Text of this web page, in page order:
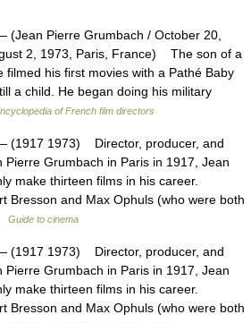
(Jean Pierre Grumbach / October 20,
2, 1973, Paris, France) The son of a
filmed his first movies with a Pathé Baby
a child. He began doing his military
of French film directors
(1917 1973) Director, producer, and
Pierre Grumbach in Paris in 1917, Jean
make thirteen films in his career.
Bresson and Max Ophuls (who were both
Guide to cinema
(1917 1973) Director, producer, and
Pierre Grumbach in Paris in 1917, Jean
make thirteen films in his career.
Bresson and Max Ophuls (who were both